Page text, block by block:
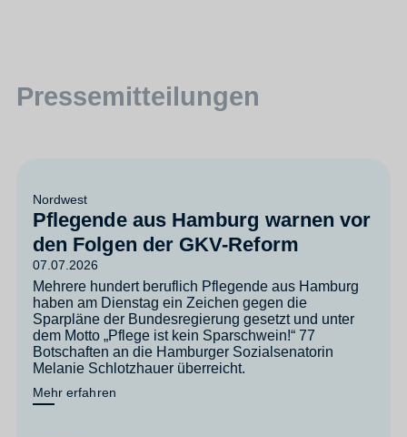
Pressemitteilungen
Nordwest
Pflegende aus Hamburg warnen vor
den Folgen der GKV-Reform
07.07.2026
Mehrere hundert beruflich Pflegende aus Hamburg
haben am Dienstag ein Zeichen gegen die
Sparpläne der Bundesregierung gesetzt und unter
dem Motto „Pflege ist kein Sparschwein!“ 77
Botschaften an die Hamburger Sozialsenatorin
Melanie Schlotzhauer überreicht.
Mehr erfahren